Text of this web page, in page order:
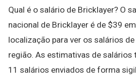
Qual é o salário de Bricklayer? O
nacional de Bricklayer é de $39 em
localização para ver os salários
região. As estimativas de salários
11 salários enviados de forma